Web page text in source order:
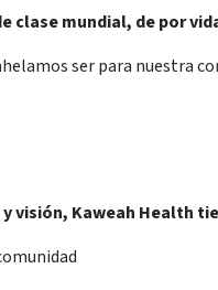
clase mundial, de por
ser para nuestra
visión, Kaweah Health